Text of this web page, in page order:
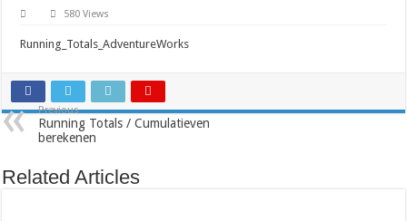
580 Views
Running_Totals_AdventureWorks
Previous
Running Totals / Cumulatieven
berekenen
Related Articles